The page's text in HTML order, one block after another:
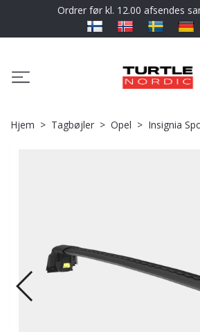
Ordrer før kl. 12.00 afsendes
Hjem Tagbøjler Opel Insignia